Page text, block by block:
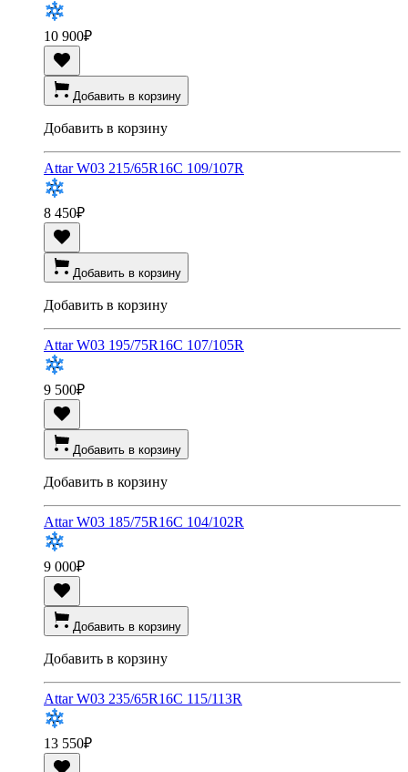
10 900₽
Добавить в корзину
Добавить в корзину
Attar W03 215/65R16C 109/107R
8 450₽
Добавить в корзину
Добавить в корзину
Attar W03 195/75R16C 107/105R
9 500₽
Добавить в корзину
Добавить в корзину
Attar W03 185/75R16C 104/102R
9 000₽
Добавить в корзину
Добавить в корзину
Attar W03 235/65R16C 115/113R
13 550₽